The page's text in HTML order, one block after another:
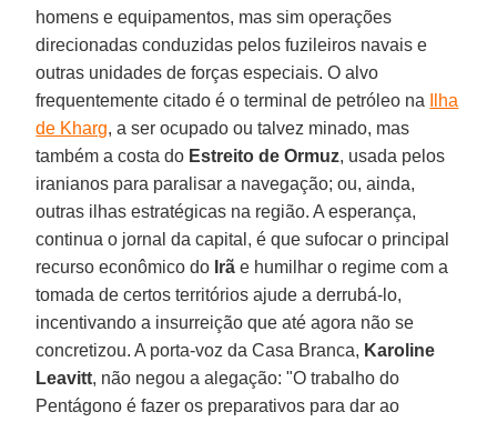
homens e equipamentos, mas sim operações
direcionadas conduzidas pelos fuzileiros navais e
outras unidades de forças especiais. O alvo
frequentemente citado é o terminal de petróleo na
Ilha
de Kharg, a ser ocupado ou talvez minado, mas
também a costa do Estreito de Ormuz, usada pelos
iranianos para paralisar a navegação; ou, ainda,
outras ilhas estratégicas na região. A esperança,
continua o jornal da capital, é que sufocar o principal
recurso econômico do Irã e humilhar o regime com a
tomada de certos territórios ajude a derrubá-lo,
incentivando a insurreição que até agora não se
concretizou. A porta-voz da Casa Branca, Karoline
Leavitt, não negou a alegação: "O trabalho do
Pentágono é fazer os preparativos para dar ao